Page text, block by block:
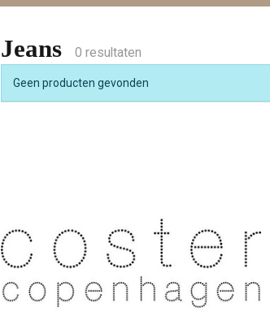
Jeans 0 resultaten
Geen producten gevonden